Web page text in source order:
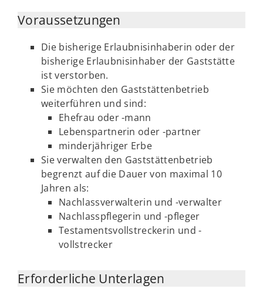
Voraussetzungen
Die bisherige Erlaubnisinhaberin oder der
bisherige Erlaubnisinhaber der Gaststätte
ist verstorben.
Sie möchten den Gaststättenbetrieb
weiterführen und sind:
Ehefrau oder -mann
Lebenspartnerin oder -partner
minderjähriger Erbe
Sie verwalten den Gaststättenbetrieb
begrenzt auf die Dauer von maximal 10
Jahren als:
Nachlassverwalterin und -verwalter
Nachlasspflegerin und -pfleger
Testamentsvollstreckerin und -
vollstrecker
Erforderliche Unterlagen